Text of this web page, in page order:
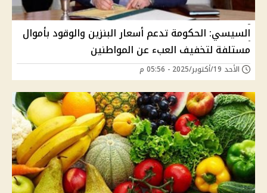
السيسي: الحكومة تدعم أسعار البنزين والوقود بأموال
مستلفة لتخفيف العبء عن المواطنين
الأحد 19/أكتوبر/2025 - 05:56 م